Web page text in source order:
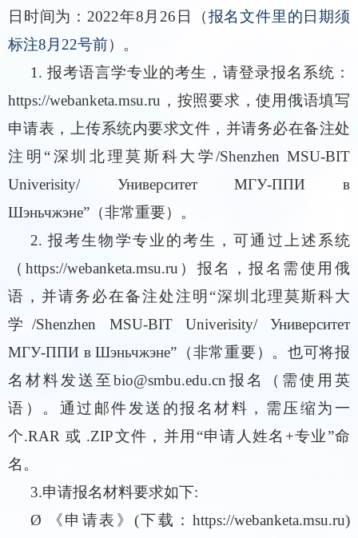
日时间为： 2022年8月26 日 （报名文件里的日期须
标注8月22号前） 。
1. 报考语言学专业的考生，请登录报名系统：
https://webanketa.msu.ru ，按照要求，使用俄语填写
申请表，上传系统内要求文件， 并请务必在备注处
注明 “深圳北理莫斯科大学/Shenzhen MSU-BIT
Univerisity/ Университет МГУ-ППИ в
Шэньчжэне” （非常重要） 。
2.报考生物学专业的考生，可通过上述系统
（ https://webanketa.msu.ru ） 报名 ，报名 需使用俄
语 ， 并请务必在备注处注明 “深圳北理莫斯科大
学/Shenzhen MSU-BIT Univerisity/ Университет
МГУ-ППИ в Шэньчжэне” （非常重要） 。也可将报
名材料发送至bio@smbu.edu.cn 报名（需使用英
语）。通过邮件发送的报名材料，需压缩为一
个.RAR 或 .ZIP文件，并用 “申请人姓名 +专业”命
名。
3.申请报名材料要求如下:
Ø
《申请表》(下载：https://webanketa.msu.ru)